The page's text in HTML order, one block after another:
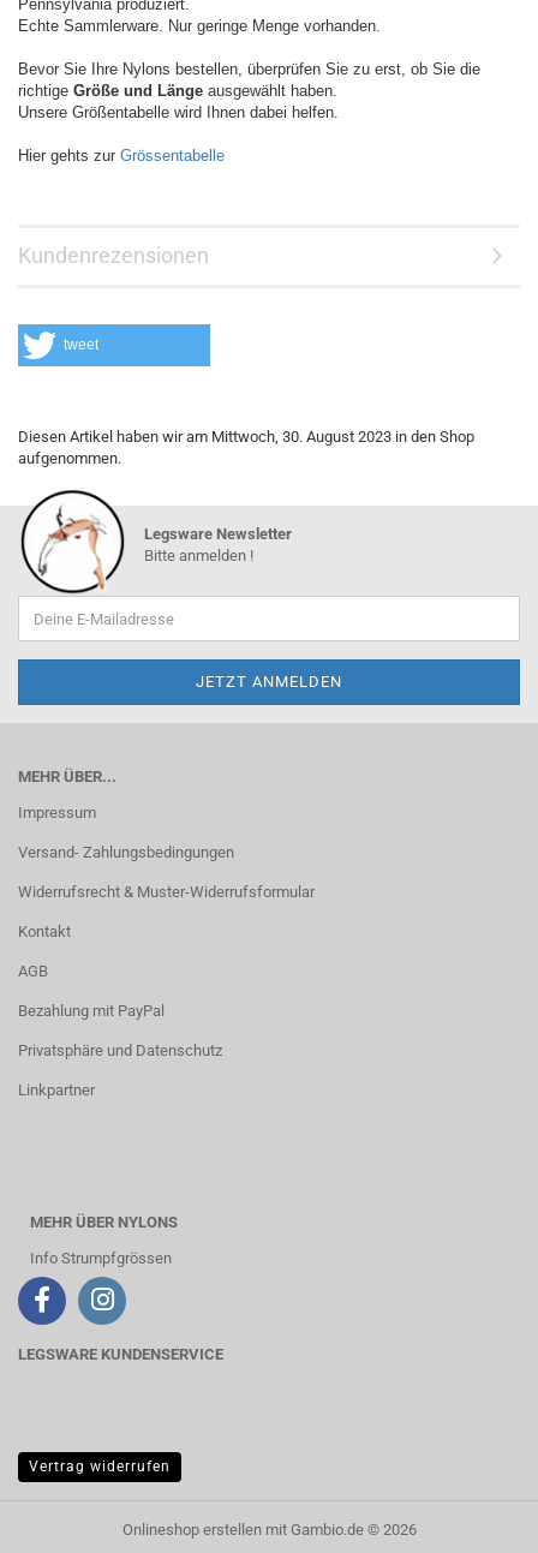
Pennsylvania produziert.
Echte Sammlerware. Nur geringe Menge vorhanden.
Bevor Sie Ihre Nylons bestellen, überprüfen Sie zu erst, ob Sie die
richtige Größe und Länge ausgewählt haben.
Unsere Größentabelle wird Ihnen dabei helfen.
Hier gehts zur Grössentabelle
Kundenrezensionen
tweet
Diesen Artikel haben wir am Mittwoch, 30. August 2023 in den Shop
aufgenommen.
Legsware Newsletter
Bitte anmelden !
MEHR ÜBER...
Impressum
Versand- Zahlungsbedingungen
Widerrufsrecht & Muster-Widerrufsformular
Kontakt
AGB
Bezahlung mit PayPal
Privatsphäre und Datenschutz
Linkpartner
MEHR ÜBER NYLONS
Info Strumpfgrössen
LEGSWARE KUNDENSERVICE
Vertrag widerrufen
Onlineshop erstellenmit Gambio.de © 2026